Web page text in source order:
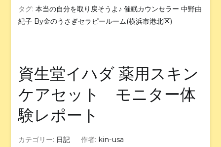
タグ:本当の自分を取り戻そうよ♪ 催眠カウンセラー 中野由
紀子 By金のうさぎセラピールーム(横浜市港北区)
資生堂イハダ 薬用スキン
ケアセット モニター体
験レポート
カテゴリー: 日記 作者: kin-usa